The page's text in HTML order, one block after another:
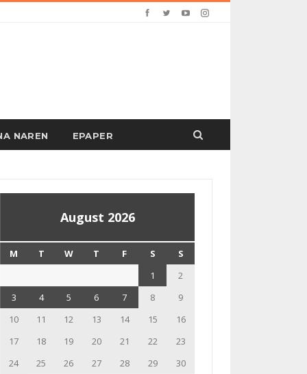
NAREN EPAPER
August 2026
M T W T F S
S
1
2
3
4 5 6 7 8
9
10
11 12 13 14 15
16
17
18 19 20 21 22
23
24
25 26 27 28 29
30